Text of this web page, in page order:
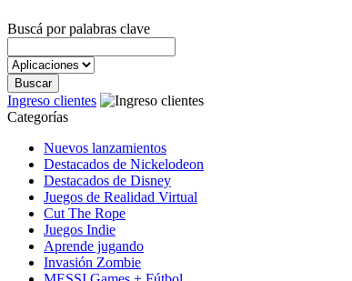
Buscá por palabras clave
Ingreso clientes
Categorías
Nuevos lanzamientos
Destacados de Nickelodeon
Destacados de Disney
Juegos de Realidad Virtual
Cut The Rope
Juegos Indie
Aprende jugando
Invasión Zombie